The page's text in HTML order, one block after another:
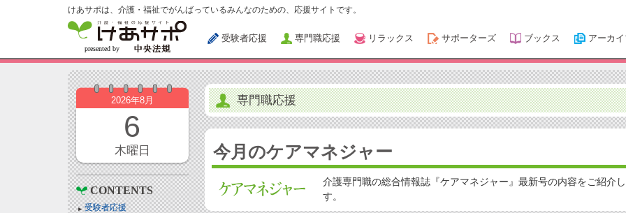
けあサポは、介護・福祉でがんばっているみんなのための、応援サイトです。
受験者応援 専門職応援 リラックス サポーターズ ブックス アーカ
2026年8月
6
木曜日
CONTENTS
受験者応援
専門職応援
今月のケアマネジャー
介護専門職の総合情報誌『ケアマネジャー』最新号の内容をご紹介
す。